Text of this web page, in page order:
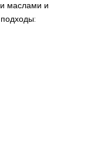
маслами и